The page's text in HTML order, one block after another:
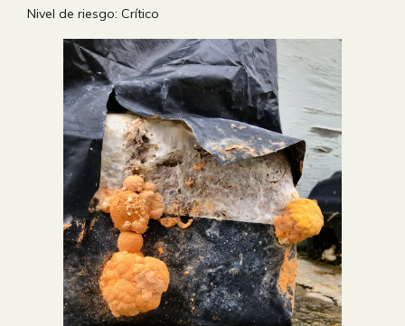
Nivel de riesgo: Crítico